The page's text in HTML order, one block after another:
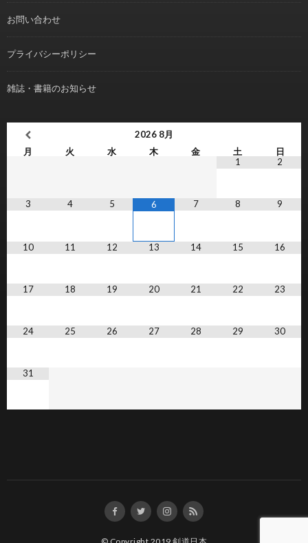
お問い合わせ
プライバシーポリシー
雑誌・書籍のお知らせ
2026 8月
月
火 水 木 金 土
日
1
2
3 4 5 6 7 8 9
10 11 12 13 14 15 16
17 18 19 20 21 22 23
24 25 26 27 28 29 30
31